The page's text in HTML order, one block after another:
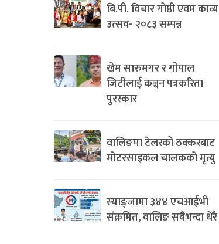
बि.पी. विचार गोष्ठी एवम काव्य
उत्सव- २०८३ सम्पन्न
खेम सारुमगर र गोपाल
जिटीलाई कञ्चन पत्रकरिता
पुरस्कार
वालिङमा टेलरको ठक्करबाट
मोटरसाइकल चालकको मृत्यु
स्याङ्जामा ३४४ एचआईभी
संक्रमित, वालिङ सबैभन्दा धेरै